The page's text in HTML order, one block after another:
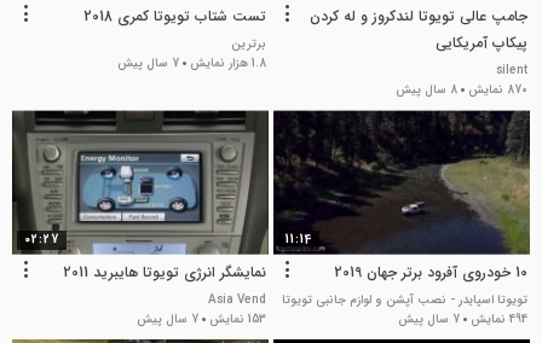
جامپ عالی تویوتا لندکروز و له کردن
پیکاپ آمریکایی
silent
870 نمایش
8 سال پیش
تست شتاب تویوتا کمری 2018
برترین
1.8 هزار نمایش
7 سال پیش
11:14
10 خودروی آفرود برتر جهان 2019
تویوتا اسپایدر - نصب آپشن و لوازم جانبی تویوتا
494 نمایش
7 سال پیش
02:27
نمایشگر انرژی تویوتا هایبرید 2011
Asia Vend
153 نمایش
7 سال پیش